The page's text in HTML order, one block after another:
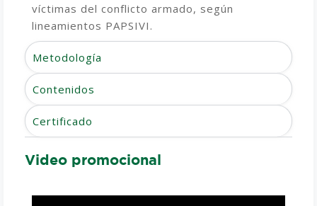
víctimas del conflicto armado, según
lineamientos PAPSIVI.
Metodología
Contenidos
Certificado
Video promocional